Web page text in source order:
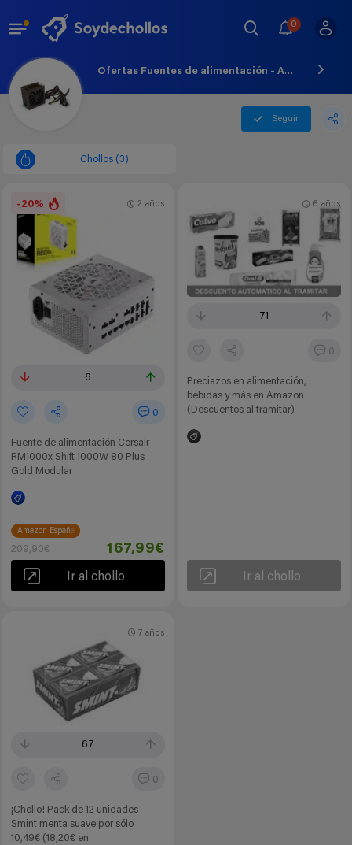
0
Ofertas Fuentes de alimentación - Agosto - 2026
Seguir
Chollos (3)
-20%
6
0
Fuente de alimentación Corsair
RM1000x Shift 1000W 80 Plus
Gold Modular
2 años
Amazon España
209,90€ 167,99€
Ir al chollo
71
0
Preciazos en alimentación,
bebidas y más en Amazon
(Descuentos al tramitar)
6 años
Ir al chollo
67
0
¡Chollo! Pack de 12 unidades
Smint menta suave por sólo
10,49€ (18,20€ en
7 años